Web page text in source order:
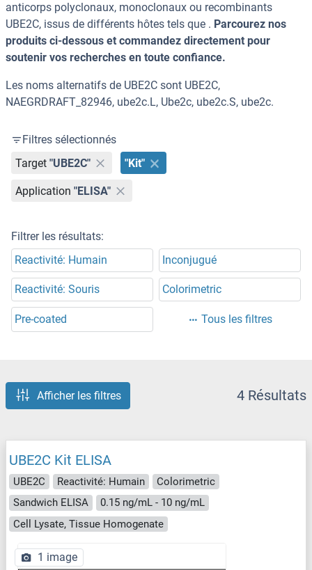
anticorps polyclonaux, monoclonaux ou recombinants
UBE2C, issus de différents hôtes tels que . Parcourez nos
produits ci-dessous et commandez directement pour
soutenir vos recherches en toute confiance.
Les noms alternatifs de UBE2C sont UBE2C,
NAEGRDRAFT_82946, ube2c.L, Ube2c, ube2c.S, ube2c.
Filtres sélectionnés
Target "UBE2C" "Kit"
Application "ELISA"
Filtrer les résultats:
Reactivité: Humain
Inconjugué
Reactivité: Souris Colorimetric
Pre-coated Tous les filtres
Afficher les filtres 4 Résultats
UBE2C Kit ELISA
UBE2C Reactivité: Humain
Colorimetric
Sandwich ELISA
0.15 ng/mL - 10 ng/mL
Cell Lysate, Tissue Homogenate
1 image